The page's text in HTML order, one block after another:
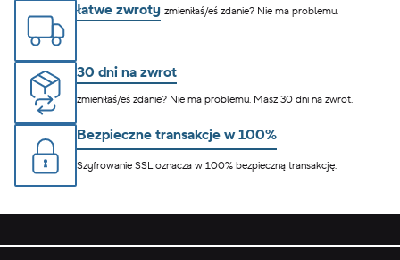
łatwe zwroty zmieniłaś/eś zdanie? Nie ma problemu.
30 dni na zwrot
zmieniłaś/eś zdanie? Nie ma problemu. Masz 30 dni na zwrot.
Bezpieczne transakcje w 100%
Szyfrowanie SSL oznacza w 100% bezpieczną transakcję.